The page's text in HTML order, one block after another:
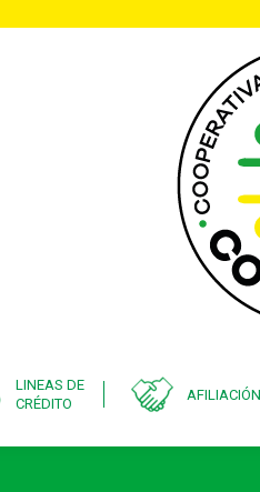
LINEAS DE
CRÉDITO
AFILIACIÓN